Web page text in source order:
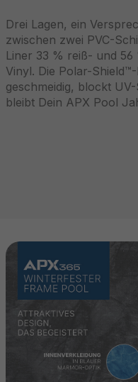
Drei Lagen, ein
zwischen zwei PVC-
Liner 33 % reiß- und
Vinyl. Die Polar-
geschmeidig, blockt
bleibt Dein APX Pool